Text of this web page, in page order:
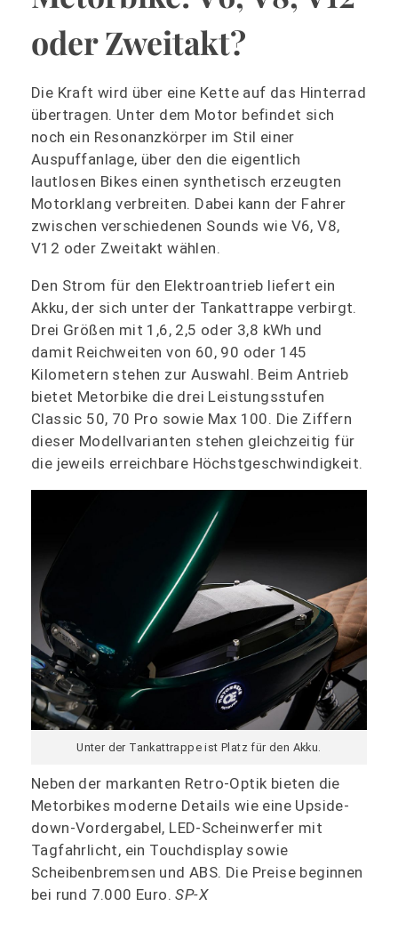
oder Zweitakt?
Die Kraft wird über eine Kette auf das Hinterrad
übertragen. Unter dem Motor befindet sich
noch ein Resonanzkörper im Stil einer
Auspuffanlage, über den die eigentlich
lautlosen Bikes einen synthetisch erzeugten
Motorklang verbreiten. Dabei kann der Fahrer
zwischen verschiedenen Sounds wie V6, V8,
V12 oder Zweitakt wählen.
Den Strom für den Elektroantrieb liefert ein
Akku, der sich unter der Tankattrappe verbirgt.
Drei Größen mit 1,6, 2,5 oder 3,8 kWh und
damit Reichweiten von 60, 90 oder 145
Kilometern stehen zur Auswahl. Beim Antrieb
bietet Metorbike die drei Leistungsstufen
Classic 50, 70 Pro sowie Max 100. Die Ziffern
dieser Modellvarianten stehen gleichzeitig für
die jeweils erreichbare Höchstgeschwindigkeit.
Unter der Tankattrappe ist Platz für den Akku.
Neben der markanten Retro-Optik bieten die
Metorbikes moderne Details wie eine Upside-
down-Vordergabel, LED-Scheinwerfer mit
Tagfahrlicht, ein Touchdisplay sowie
Scheibenbremsen und ABS. Die Preise beginnen
bei rund 7.000 Euro.SP-X